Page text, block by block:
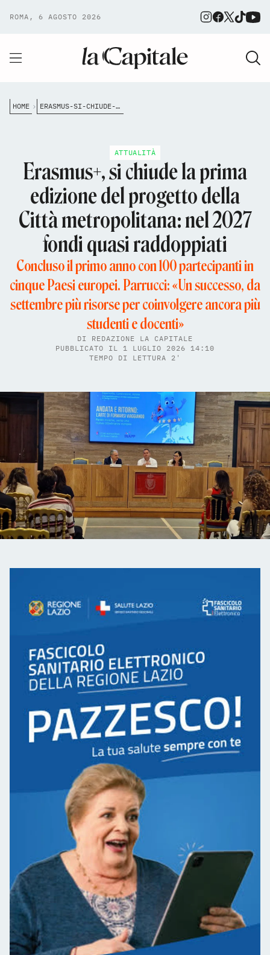
ROMA, 6 AGOSTO 2026
HOME ERASMUS-SI-CHIUDE-LA-PRIMA-EDIZIONE-DEL-PROGETTO-DELLA-CITT%C3%A0-METROPOLITANA-NEL-2027-FONDI-QUASI-RADDOPPIATI
ATTUALITÀ
Erasmus+, si chiude la prima
edizione del progetto della
Città metropolitana: nel 2027
fondi quasi raddoppiati
Concluso il primo anno con 100 partecipanti in
cinque Paesi europei. Parrucci: «Un successo, da
settembre più risorse per coinvolgere ancora più
studenti e docenti»
DI REDAZIONE LA CAPITALE
PUBBLICATO IL 1 LUGLIO 2026 14:10
TEMPO DI LETTURA 2'